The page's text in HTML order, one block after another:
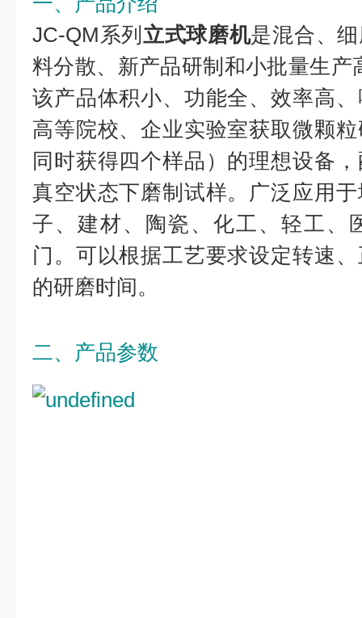
JC-QM系列立式球磨机是混合、
料分散、新产品研制和小批量生产
该产品体积小、功能全、效率高
高等院校、企业实验室获取微颗
同时获得四个样品）的理想设备
真空状态下磨制试样。广泛应用
子、建材、陶瓷、化工、轻工、
门。可以根据工艺要求设定转速
的研磨时间。
二、产品参数